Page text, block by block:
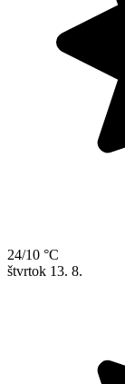
24/10 °C
štvrtok 13. 8.